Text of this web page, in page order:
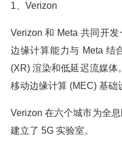
1、Verizon
Verizon 和 Meta 共同开
边缘计算能力与 Meta 结
(XR) 渲染和低延迟流媒体
移动边缘计算 (MEC) 基础
Verizon 在六个城市为全
建立了 5G 实验室。